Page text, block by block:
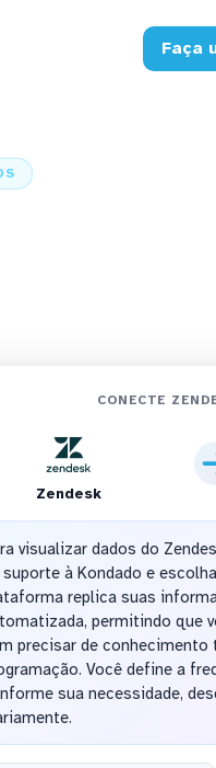
Faça
CONECTE
Zendesk
visualizar dados do
suporte à Kondado e
replica suas
permitindo que
precisar de conhecimento
Você define a
sua necessidade,